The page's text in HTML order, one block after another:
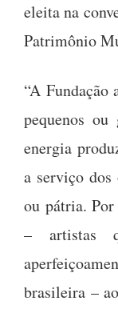
eleita na
Patrimônio
“A Fundação
pequenos
energia
a serviço dos
ou pátria. Por
– artistas
brasileira –